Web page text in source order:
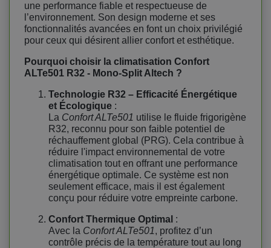
une performance fiable et respectueuse de
l’environnement. Son design moderne et ses
fonctionnalités avancées en font un choix privilégié
pour ceux qui désirent allier confort et esthétique.
Pourquoi choisir la climatisation Confort
ALTe501 R32 - Mono-Split Altech ?
Technologie R32 – Efficacité Énergétique
et Écologique :
La Confort ALTe501 utilise le fluide frigorigène
R32, reconnu pour son faible potentiel de
réchauffement global (PRG). Cela contribue à
réduire l'impact environnemental de votre
climatisation tout en offrant une performance
énergétique optimale. Ce système est non
seulement efficace, mais il est également
conçu pour réduire votre empreinte carbone.
Confort Thermique Optimal :
Avec la Confort ALTe501, profitez d’un
contrôle précis de la température tout au long